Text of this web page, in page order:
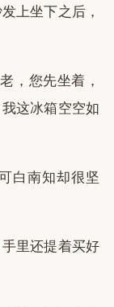
上坐下之后，
，您先坐着，
这冰箱空空如
白南知却很坚
里还提着买好